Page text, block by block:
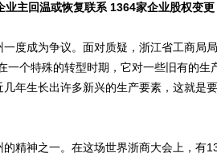
业主回温或恢复联系 1364家企业股权变更
成为争议。面对质疑，浙江省工商局
一个特殊的转型时期，它对一些旧有的
几年生长出许多新兴的生产要素，这就是
神之一。在这场世界浙商大会上，有